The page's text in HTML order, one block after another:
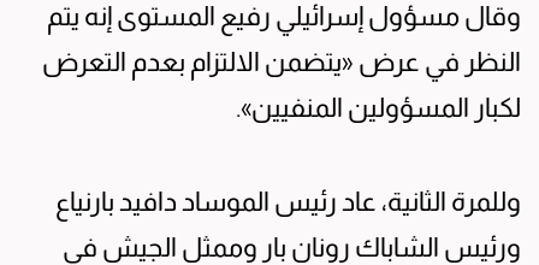
وقال مسؤول إسرائيلي رفيع المستوى إنه يتم
النظر في عرض «يتضمن الالتزام بعدم التعرض
لكبار المسؤولين المنفيين».
وللمرة الثانية، عاد رئيس الموساد دافيد بارنياع
ورئيس الشاباك رونان بار وممثل الجيش في